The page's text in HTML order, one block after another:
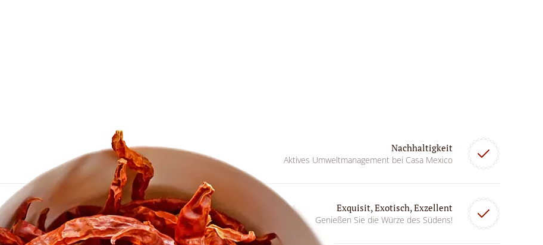
Nachhaltigkeit
Aktives Umweltmanagement bei Casa Mexico
Exquisit, Exotisch, Exzellent
Genießen Sie die Würze des Südens!